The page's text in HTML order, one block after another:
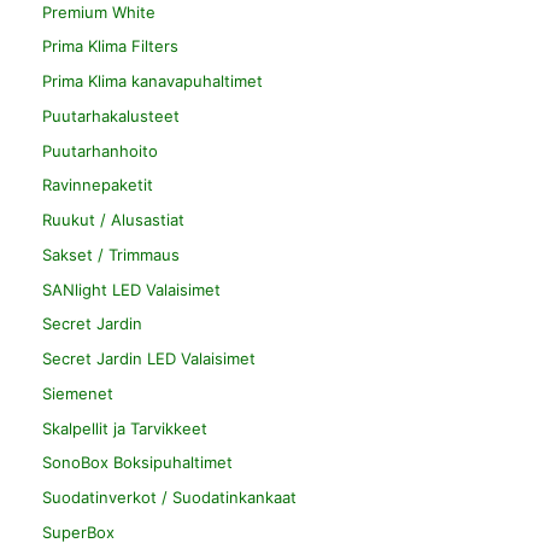
Premium White
Prima Klima Filters
Prima Klima kanavapuhaltimet
Puutarhakalusteet
Puutarhanhoito
Ravinnepaketit
Ruukut / Alusastiat
Sakset / Trimmaus
SANlight LED Valaisimet
Secret Jardin
Secret Jardin LED Valaisimet
Siemenet
Skalpellit ja Tarvikkeet
SonoBox Boksipuhaltimet
Suodatinverkot / Suodatinkankaat
SuperBox